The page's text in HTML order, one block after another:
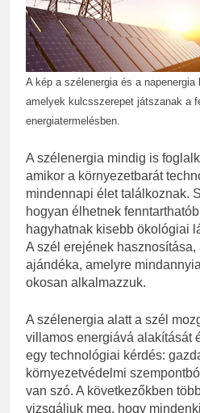
Zöld fal
lépésre
3 Hét Ezelőtt
A kép a szélenergia és a
amelyek kulcsszerepet játszanak a
energiatermelésben.
A szélenergia mindig is
amikor a környezetbarát
mindennapi élet találkoznak.
hogyan élhetnek
hagyhatnak kisebb ökológiai
A szél erejének
ajándéka, amelyre
okosan alkalmazzuk.
A szélenergia alatt a szél
villamos energiává alakítását
egy technológiai kérdés:
környezetvédelmi
van szó. A következőkben
vizsgáljuk meg, hogy